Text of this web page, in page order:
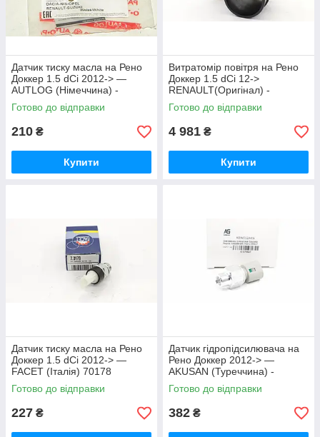
Датчик тиску масла на Рено
Доккер 1.5 dCi 2012-> —
AUTLOG (Німеччина) -
AS2143
Готово до відправки
210 ₴
Купити
Витратомір повітря на Рено
Доккер 1.5 dCi 12->
RENAULT(Оригінал) -
8200682558
Готово до відправки
4 981 ₴
Купити
Датчик тиску масла на Рено
Доккер 1.5 dCi 2012-> —
FACET (Італія) 70178
Готово до відправки
227 ₴
Датчик гідропідсилювача на
Рено Доккер 2012-> —
AKUSAN (Туреччина) -
K0W012AKN
Готово до відправки
382 ₴